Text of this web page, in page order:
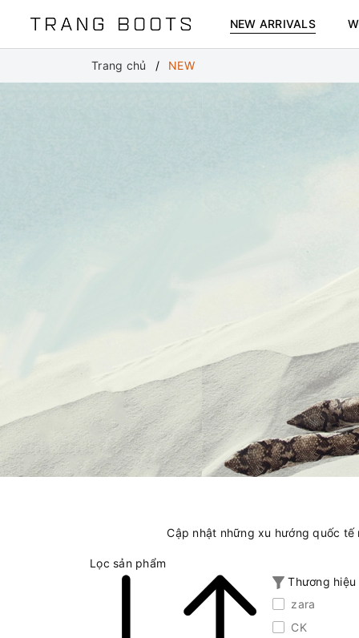
NEW ARRIVALS
Trang chủ NEW
Cập nhật những xu hướng quốc tế
Lọc sản phẩm
Thương hiệu
zara
CK